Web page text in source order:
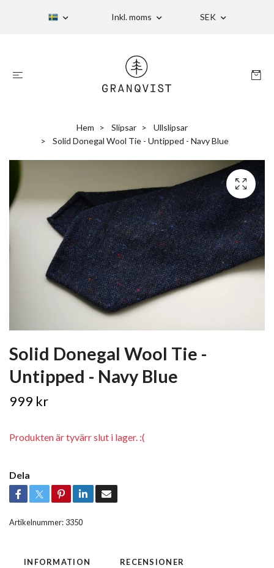
Inkl. moms SEK
Hem Slipsar
Ullslipsar
Solid Donegal Wool Tie - Untipped - Navy Blue
Solid Donegal Wool Tie -
Untipped - Navy Blue
999 kr
Produkten är tyvärr slut i lager. :(
Dela
Artikelnummer: 3350
INFORMATION RECENSIONER